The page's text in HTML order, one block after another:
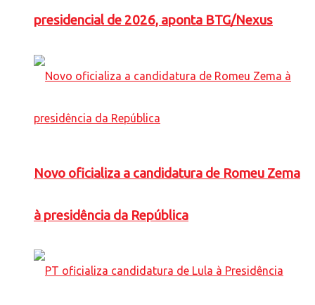
presidencial de 2026, aponta BTG/Nexus
Novo oficializa a candidatura de Romeu Zema
à presidência da República